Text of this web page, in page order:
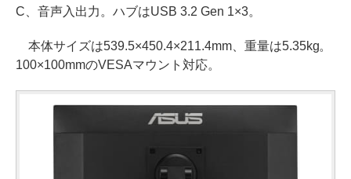
C、音声入出力。ハブはUSB 3.2 Gen 1×3。
本体サイズは539.5×450.4×211.4mm、重量は5.35kg。
100×100mmのVESAマウント対応。